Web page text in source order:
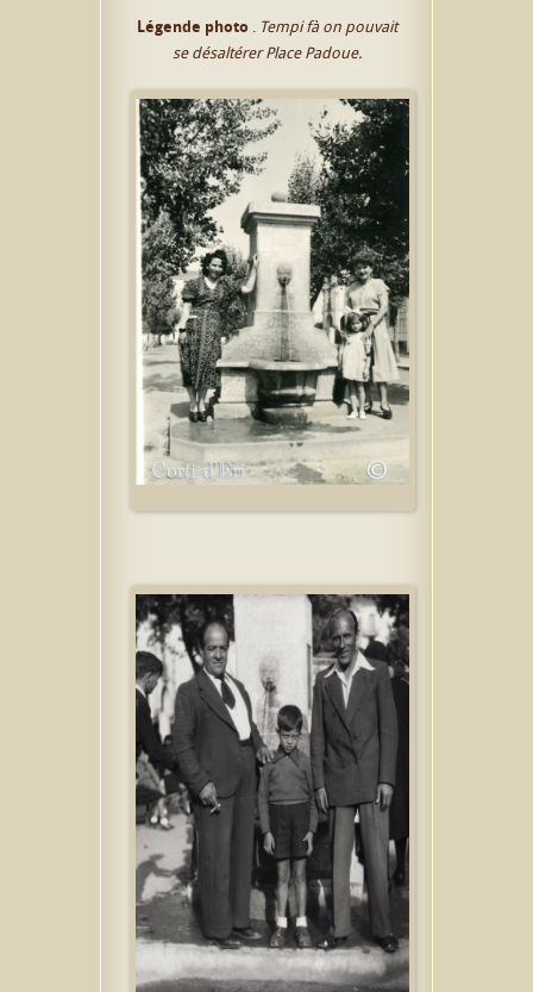
Légende photo . Tempi fà on pouvait
se désaltérer Place Padoue.